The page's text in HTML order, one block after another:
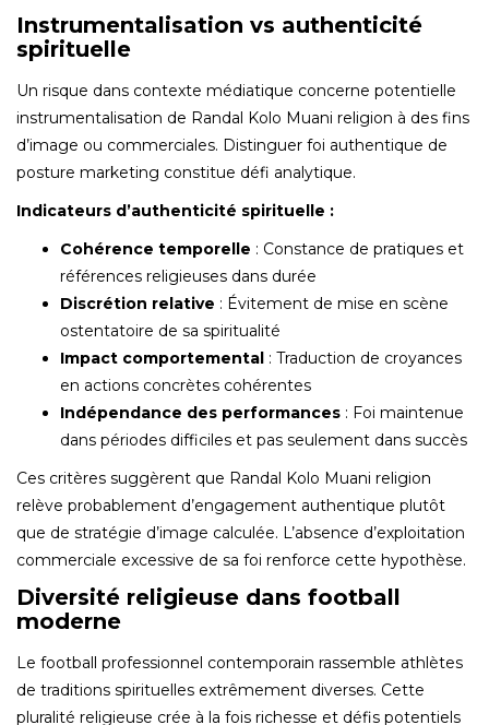
Instrumentalisation vs authenticité
spirituelle
Un risque dans contexte médiatique concerne potentielle
instrumentalisation de Randal Kolo Muani religion à des fins
d’image ou commerciales. Distinguer foi authentique de
posture marketing constitue défi analytique.
Indicateurs d’authenticité spirituelle :
Cohérence temporelle : Constance de pratiques et
références religieuses dans durée
Discrétion relative : Évitement de mise en scène
ostentatoire de sa spiritualité
Impact comportemental : Traduction de croyances
en actions concrètes cohérentes
Indépendance des performances : Foi maintenue
dans périodes difficiles et pas seulement dans succès
Ces critères suggèrent que Randal Kolo Muani religion
relève probablement d’engagement authentique plutôt
que de stratégie d’image calculée. L’absence d’exploitation
commerciale excessive de sa foi renforce cette hypothèse.
Diversité religieuse dans football
moderne
Le football professionnel contemporain rassemble athlètes
de traditions spirituelles extrêmement diverses. Cette
pluralité religieuse crée à la fois richesse et défis potentiels